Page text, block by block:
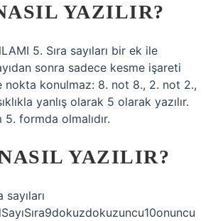
YAZILIR?
5. Sıra sayıları bir ek ile
sonra sadece kesme işareti
nokta konulmaz: 8. not 8., 2. not 2.,
yanlış olarak 5 olarak yazılır.
5. formda olmalıdır.
YAZILIR?